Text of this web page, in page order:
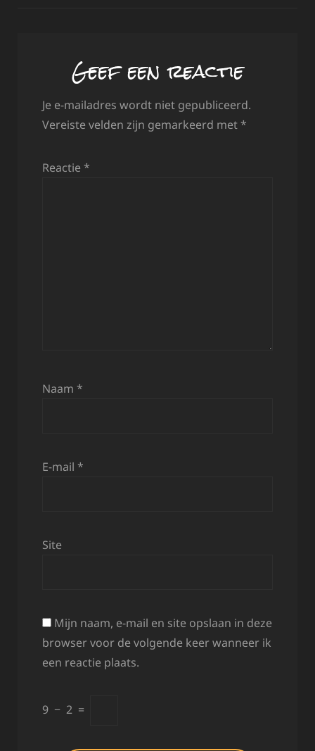
Geef een reactie
Je e-mailadres wordt niet gepubliceerd.
Vereiste velden zijn gemarkeerd met *
Reactie *
Naam *
E-mail *
Site
Mijn naam, e-mail en site opslaan in deze
browser voor de volgende keer wanneer ik
een reactie plaats.
9 − 2 =